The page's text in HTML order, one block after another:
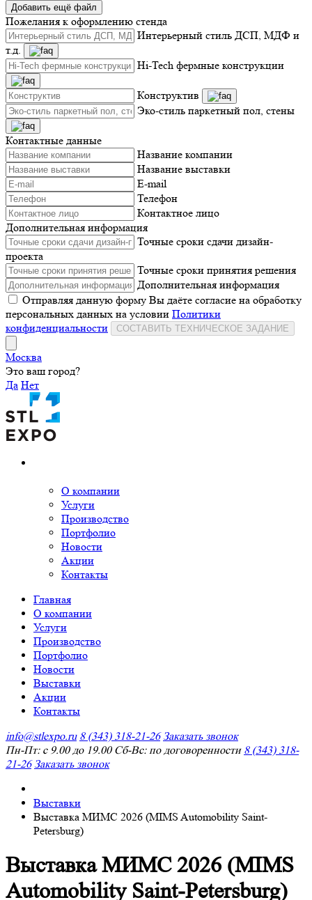
Добавить ещё файл
Пожелания к оформлению стенда
Интерьерный стиль ДСП, МДФ и
т.д.
Hi-Tech фермные конструкции
Конструктив
Эко-стиль паркетный пол, стены
Контактные данные
Название компании
Название выставки
E-mail
Телефон
Контактное лицо
Дополнительная информация
Точные сроки сдачи дизайн-
проекта
Точные сроки принятия решения
Дополнительная информация
Отправляя данную форму Вы даёте согласие на обработку
персональных данных на условии Политики
конфиденциальности
СОСТАВИТЬ ТЕХНИЧЕСКОЕ ЗАДАНИЕ
Москва
Это ваш город?
Да Нет
О компании
Услуги
Производство
Портфолио
Новости
Акции
Контакты
Главная
О компании
Услуги
Производство
Портфолио
Новости
Выставки
Акции
Контакты
info@stlexpo.ru 8 (343) 318-21-26 Заказать звонок
Пн-Пт: с 9.00 до 19.00 Сб-Вс: по договоренности 8 (343) 318-
21-26 Заказать звонок
Выставки
Выставка МИМС 2026 (MIMS Automobility Saint-
Petersburg)
Выставка МИМС 2026 (MIMS
Automobility Saint-Petersburg)